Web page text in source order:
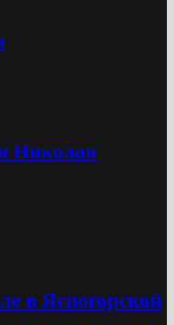
Николая
в Ясногорской